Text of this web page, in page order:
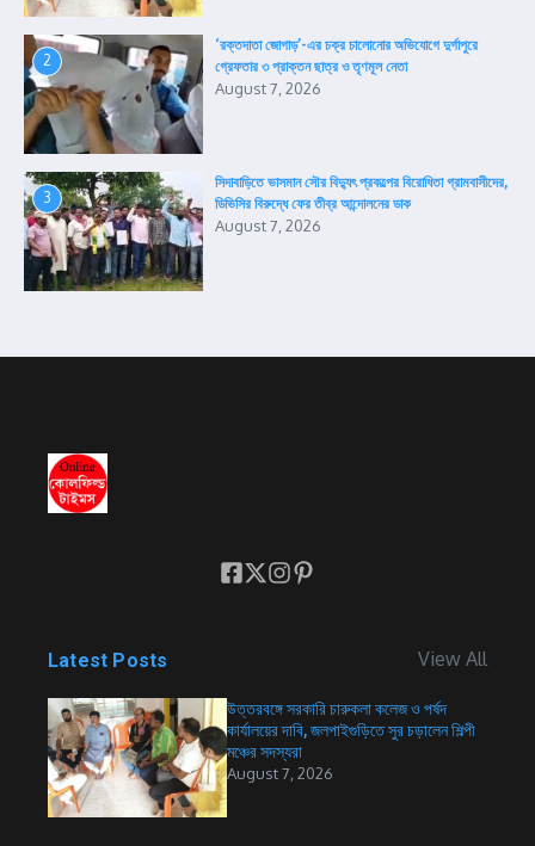
2
‘রক্তদাতা জোগাড়’-এর চক্র চালোনোর অভিযোগে দুর্গাপুরে
গ্রেফতার ৩ প্রাক্তন ছাত্র ও তৃণমূল নেতা
August 7, 2026
3
সিদাবাড়িতে ভাসমান সৌর বিদ্যুৎ প্রকল্পের বিরোধিতা গ্রামবাসীদের,
ডিভিসির বিরুদ্ধে ফের তীব্র আন্দোলনের ডাক
August 7, 2026
Latest Posts View All
উত্তরবঙ্গে সরকারি চারুকলা কলেজ ও পর্ষদ
কার্যালয়ের দাবি, জলপাইগুড়িতে সুর চড়ালেন শিল্পী
মঞ্চের সদস্যরা
August 7, 2026